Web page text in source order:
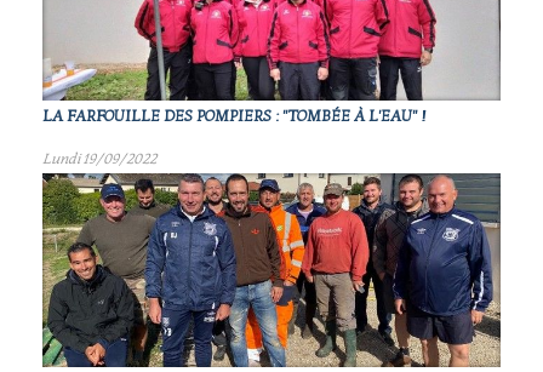
LA FARFOUILLE DES POMPIERS : "TOMBÉE À L'EAU" !
Lundi 19/09/2022